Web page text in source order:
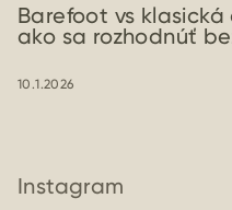
Barefoot vs
ako sa rozhodnúť
10.1.2026
Instagram